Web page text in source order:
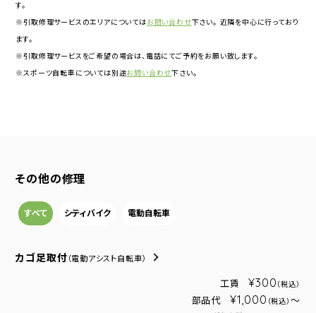
す。
※引取修理サービスのエリアについてはお問い合わせ下さい。 近隣を中心に行っており
ます。
※引取修理サービスをご希望の場合は、電話にてご予約をお願い致します。
※スポーツ自転車については別途お問い合わせ下さい。
その他の修理
すべて シティバイク 電動自転車
カゴ足取付 （電動アシスト自転車）
工賃 ¥300 （税込）
部品代 ¥1,000 （税込） ～